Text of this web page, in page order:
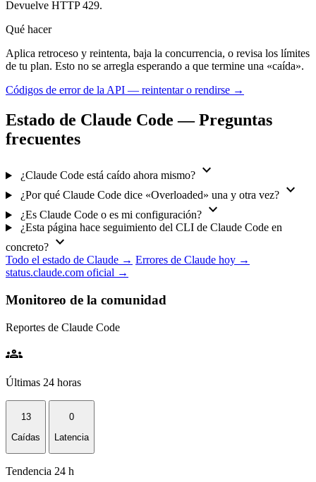
Devuelve HTTP 429.
Qué hacer
Aplica retroceso y reintenta, baja la concurrencia, o revisa los límites
de tu plan. Esto no se arregla esperando a que termine una «caída».
Códigos de error de la API — reintentar o rendirse →
Estado de Claude Code — Preguntas
frecuentes
¿Claude Code está caído ahora mismo? expand_more
¿Por qué Claude Code dice «Overloaded» una y otra vez? expand_more
¿Es Claude Code o es mi configuración? expand_more
¿Esta página hace seguimiento del CLI de Claude Code en
concreto? expand_more
Todo el estado de Claude → Errores de Claude hoy →
status.claude.com oficial →
Monitoreo de la comunidad
Reportes de Claude Code
groups
Últimas 24 horas
13
Caídas
0
Latencia
Tendencia 24 h